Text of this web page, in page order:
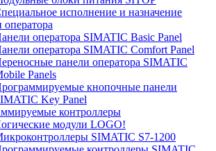
исполнение и назначение
оператора SIMATIC Basic Panel
оператора SIMATIC Comfort Panel
панели оператора SIMATIC
Panels
кнопочные панели
Key Panel
контроллеры
модули LOGO!
SIMATIC S7-1200